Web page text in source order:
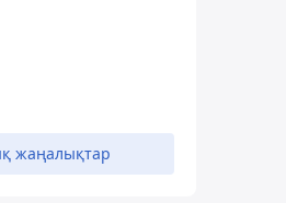
жаңалықтар